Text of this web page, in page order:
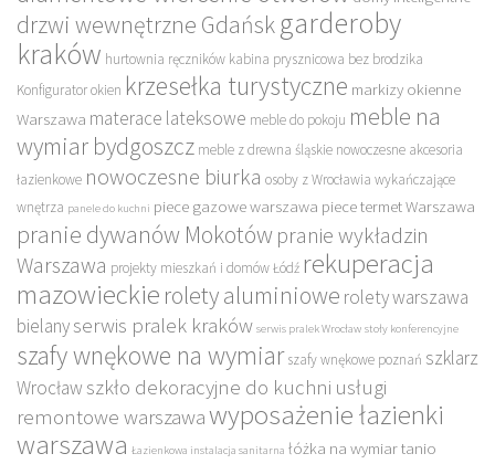
drzwi wewnętrzne Gdańsk garderoby
kraków hurtownia ręczników kabina prysznicowa bez brodzika
Konfigurator okien krzesełka turystyczne markizy okienne
Warszawa materace lateksowe meble do pokoju meble na
wymiar bydgoszcz meble z drewna śląskie nowoczesne akcesoria
łazienkowe nowoczesne biurka osoby z Wrocławia wykańczające
wnętrza panele do kuchni piece gazowe warszawa piece termet Warszawa
pranie dywanów Mokotów pranie wykładzin
Warszawa projekty mieszkań i domów Łódź rekuperacja
mazowieckie rolety aluminiowe rolety warszawa
bielanyserwis pralek kraków serwis pralek Wrocław stoły konferencyjne
szafy wnękowe na wymiar szafy wnękowe poznań szklarz
Wrocław szkło dekoracyjne do kuchni usługi
remontowe warszawawyposażenie łazienki
warszawa Łazienkowa instalacja sanitarna łóżka na wymiar tanio